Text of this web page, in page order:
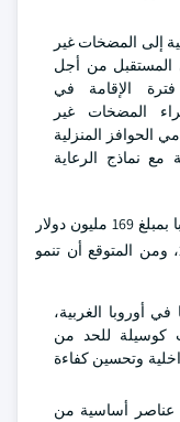
إلى المضخات غير
المستقبل من أجل
الإقامة في
المضخات غير
الحوافز المنزلية
مع نماذج الرعاية
وقيمت سوق مضخات الفلفل الحار في أوروبا بمبلغ 169 مليون دولار
من دولارات الولايات المتحدة في عام 2024، ومن المتوقع أن تنمو
أوروبا الغربية،
كوسيلة للحد من
وتحسين كفاءة
عناصر أساسية من